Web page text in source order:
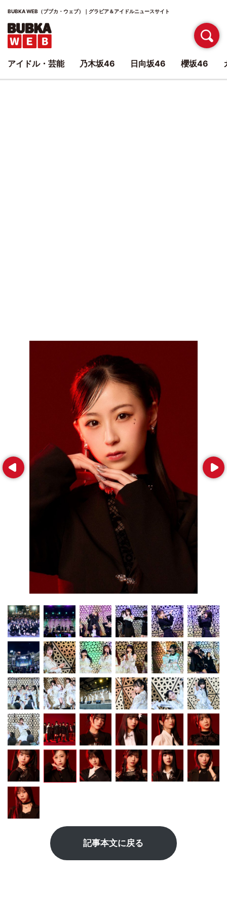
BUBKA WEB（ブブカ・ウェブ）｜グラビア＆アイドルニュースサイト
Prev Next
記事本文に戻る
アイドル・芸能 乃木坂46 日向坂46 櫻坂46